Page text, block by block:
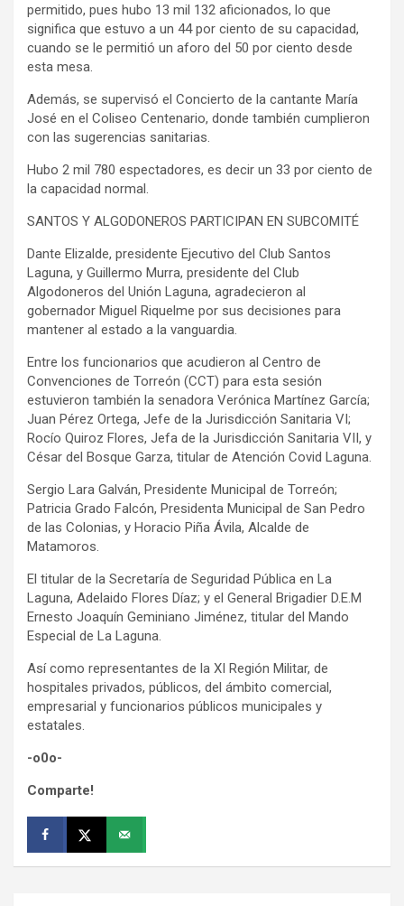
permitido, pues hubo 13 mil 132 aficionados, lo que
significa que estuvo a un 44 por ciento de su capacidad,
cuando se le permitió un aforo del 50 por ciento desde
esta mesa.
Además, se supervisó el Concierto de la cantante María
José en el Coliseo Centenario, donde también cumplieron
con las sugerencias sanitarias.
Hubo 2 mil 780 espectadores, es decir un 33 por ciento de
la capacidad normal.
SANTOS Y ALGODONEROS PARTICIPAN EN SUBCOMITÉ
Dante Elizalde, presidente Ejecutivo del Club Santos
Laguna, y Guillermo Murra, presidente del Club
Algodoneros del Unión Laguna, agradecieron al
gobernador Miguel Riquelme por sus decisiones para
mantener al estado a la vanguardia.
Entre los funcionarios que acudieron al Centro de
Convenciones de Torreón (CCT) para esta sesión
estuvieron también la senadora Verónica Martínez García;
Juan Pérez Ortega, Jefe de la Jurisdicción Sanitaria VI;
Rocío Quiroz Flores, Jefa de la Jurisdicción Sanitaria VII, y
César del Bosque Garza, titular de Atención Covid Laguna.
Sergio Lara Galván, Presidente Municipal de Torreón;
Patricia Grado Falcón, Presidenta Municipal de San Pedro
de las Colonias, y Horacio Piña Ávila, Alcalde de
Matamoros.
El titular de la Secretaría de Seguridad Pública en La
Laguna, Adelaido Flores Díaz; y el General Brigadier D.E.M
Ernesto Joaquín Geminiano Jiménez, titular del Mando
Especial de La Laguna.
Así como representantes de la XI Región Militar, de
hospitales privados, públicos, del ámbito comercial,
empresarial y funcionarios públicos municipales y
estatales.
-o0o-
Comparte!